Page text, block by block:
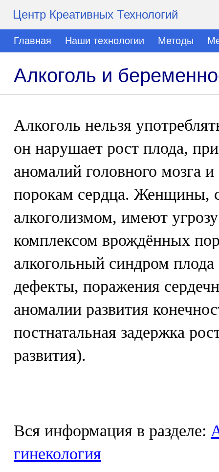
Центр Креативных Технологий
Главная Наши технологии Методы
Алкоголь и
Алкоголь нельзя
он нарушает рост плода,
аномалий головного мозга
порокам сердца. Женщины,
алкоголизмом, имеют
комплексом врождённых
алкогольный синдром
дефекты, поражения
аномалии развития
постнатальная задержка
развития).
Вся информация в разделе:
гинекология